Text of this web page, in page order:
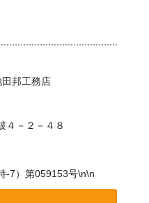
邦工務店
４－２－４８
-7）第059153号\n\n